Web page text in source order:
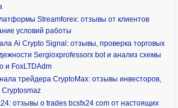
Streamforex: отзывы от клиентов
условий работы
Ai Crypto Signal: отзывы, проверка торговых
Sergioxprofessorx bot и анализ схемы
и FoxLTDAdm
трейдера CryptoMax: отзывы инвесторов,
Cryptosmaz
отзывы о trades bcsfx24 com от настоящих